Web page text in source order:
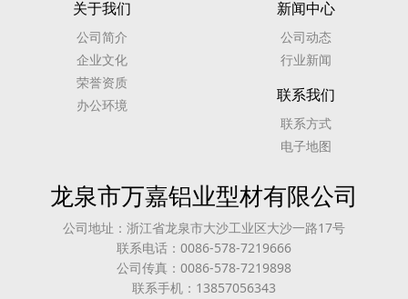
关于我们
公司简介
企业文化
荣誉资质
办公环境
新闻中心
公司动态
行业新闻
联系我们
联系方式
电子地图
龙泉市万嘉铝业型材有限公司
公司地址：浙江省龙泉市大沙工业区大沙一路17号
联系电话：0086-578-7219666
公司传真：0086-578-7219898
联系手机：13857056343